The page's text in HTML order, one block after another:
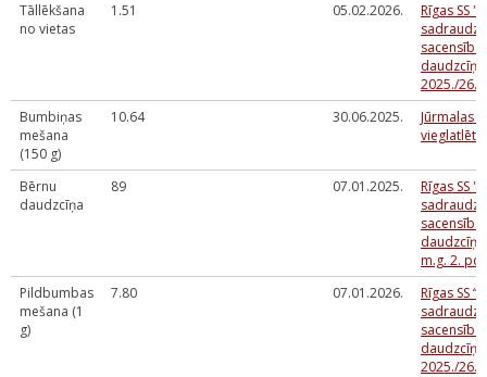
Tāllēkšana
no vietas
1.51 05.02.2026.
Rīgas SS
2025./
Bumbiņas
mešana
(150 g)
10.64 30.06.2025.
Jūrmalas
Bērnu
daudzcīņa
89 07.01.2025.
Rīgas SS
m.g. 2.
Pildbumbas
mešana (1
g)
7.80 07.01.2026.
Rīgas SS
2025./